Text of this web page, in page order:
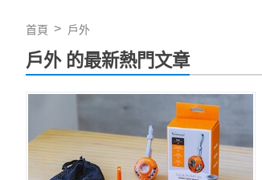
首頁 戶外
戶外 的最新熱門文章